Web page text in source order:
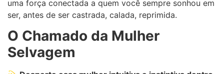
uma força conectada a quem você sempre sonhou em
ser, antes de ser castrada, calada, reprimida.
O Chamado da Mulher
Selvagem